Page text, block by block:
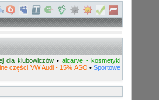
dla klubowiczów •alcarve - kosmetyki
części VW Audi - 15% ASO •Sportowe